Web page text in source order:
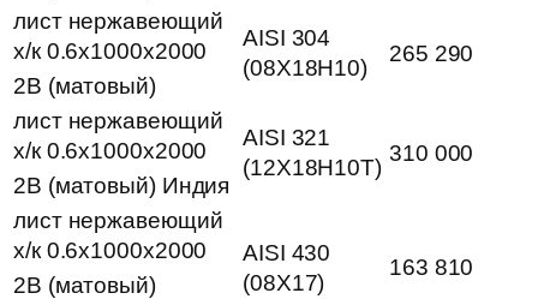
лист нержавеющий
х/к 0.6х1000х2000
AISI 304
(08Х18Н10)
265 290
2B (матовый)
лист нержавеющий
х/к 0.6х1000х2000
AISI 321
(12Х18Н10Т)
310 000
2B (матовый) Индия
лист нержавеющий
х/к 0.6х1000х2000
AISI 430
(08Х17)
163 810
2B (матовый)